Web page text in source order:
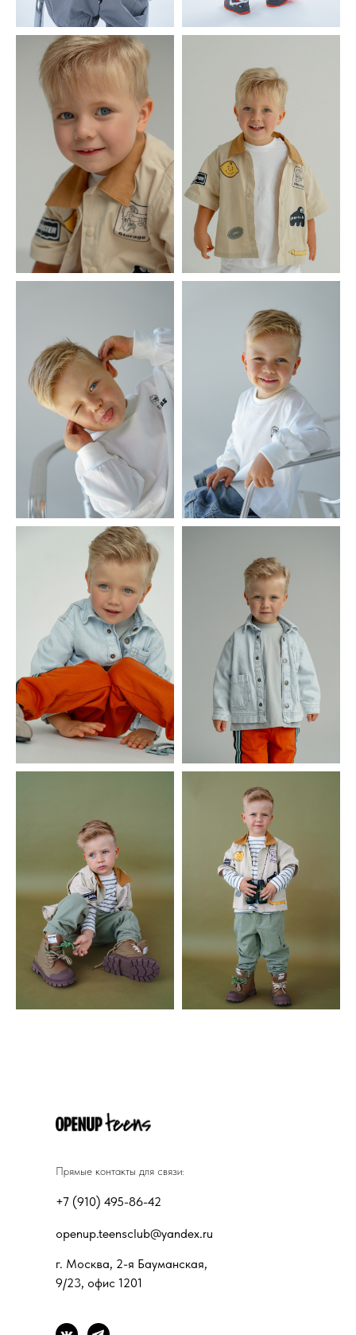
г. Москва, 2-я Бауманская,
9/23, офис 1201
+7 (910) 495-86-42
openup.teensclub@yandex.ru
Прямые контакты для связи: